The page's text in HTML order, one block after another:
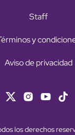
Staff
y
Aviso de privacidad
los derechos